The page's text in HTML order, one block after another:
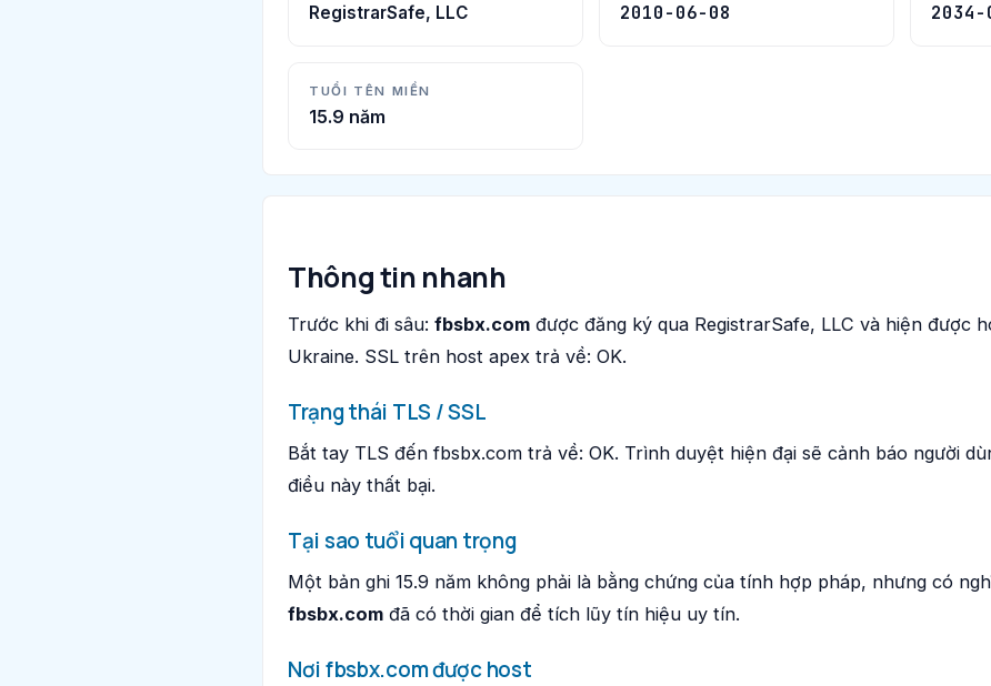
RegistrarSafe, LLC 2010-06-08 2034-
TUỔI TÊN MIỀN
15.9 năm
Thông tin nhanh
Trước khi đi sâu: fbsbx.com được đăng ký qua RegistrarSafe, LLC và hiện được
Ukraine. SSL trên host apex trả về: OK.
Trạng thái TLS / SSL
Bắt tay TLS đến fbsbx.com trả về: OK. Trình duyệt hiện đại sẽ cảnh báo người
điều này thất bại.
Tại sao tuổi quan trọng
Một bản ghi 15.9 năm không phải là bằng chứng của tính hợp pháp, nhưng có
fbsbx.com đã có thời gian để tích lũy tín hiệu uy tín.
Nơi fbsbx.com được host